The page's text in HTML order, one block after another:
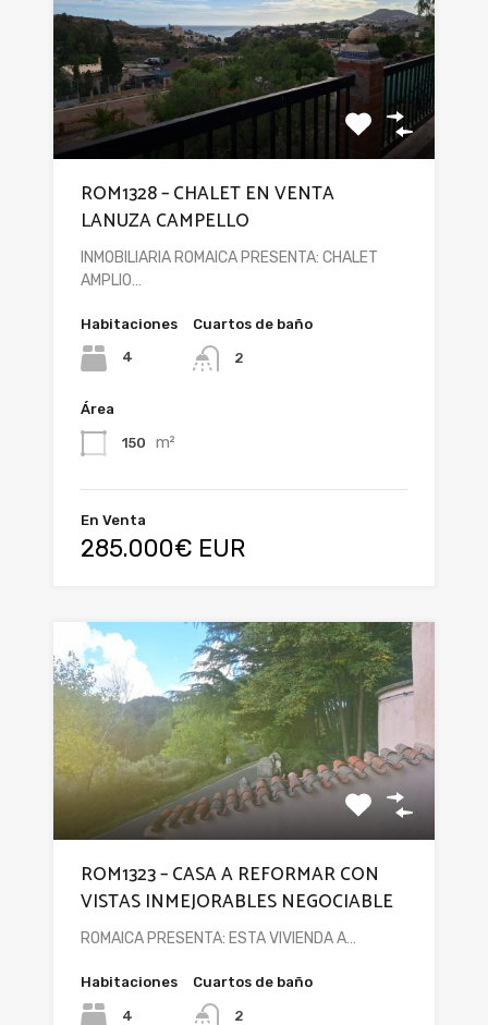
ROM1328 – CHALET EN VENTA
LANUZA CAMPELLO
INMOBILIARIA ROMAICA PRESENTA: CHALET
AMPLIO…
Habitaciones
4
Cuartos de baño
2
Área
150 m²
En Venta
285.000€ EUR
ROM1323 – CASA A REFORMAR CON
VISTAS INMEJORABLES NEGOCIABLE
ROMAICA PRESENTA: ESTA VIVIENDA A…
Habitaciones
4
Cuartos de baño
2